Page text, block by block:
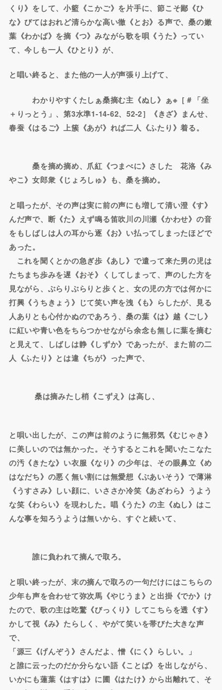
くり》をして、小籃《こかご》を片手に、節こそ鄙《ひ
な》びてはおれど清らかな高い徹《とお》る声で、桑の嫩
葉《わかば》を摘《つ》みながら歌を唄《うた》ってい
て、今しも一人《ひとり》が、
と唱い終ると、また他の一人が声張り上げて、
わかりやすくたしぁ桑摘む主《ぬし》ぁ※［＃「坐
＋りっとう」、第3水準1-14-62、52-2］《きざ》まんせ、
春蚕《はるご》上簇《あが》れば二人《ふたり》着る。
桑を摘め摘め、爪紅《つまべに》さした 花洛《み
やこ》女郎衆《じょろしゅ》も、桑を摘め。
と唱ったが、その声は実に前の声にも増して清い澄《す》
んだ声で、断《た》えず鳴る笛吹川の川瀬《かわせ》の音
をもしばしは人の耳から逐《お》い払ってしまったほどで
あった。
これを聞くとかの急ぎ歩《あし》で遣って来た男の児は
たちまち歩みを遅《おそ》くしてしまって、声のした方を
見ながら、ぶらりぶらりと歩くと、女の児の方では何かに
打興《うちきょう》じて笑い声を洩《も》らしたが、見る
人ありとも心付かぬのであろう、桑の葉《は》越《ごし》
に紅いや青い色をちらつかせながら余念も無しに葉を摘む
と見えて、しばしは静《しずか》であったが、また前の二
人《ふたり》とは違《ちが》った声で、
桑は摘みたし梢《こずえ》は高し、
と唄い出したが、この声は前のように無邪気《むじゃき》
に美しいのでは無かった。そうするとこれを聞いたこなた
の汚《きたな》い衣服《なり》の少年は、その眼鼻立《め
はなだち》の悪く無い割には無愛想《ぶあいそう》で薄淋
《うすさみ》しい顔に、いささか冷笑《あざわら》うよう
な笑《わらい》を現わした。唱《うた》の主《ぬし》はこ
んな事を知ろうようは無いから、すぐと続いて、
誰に負われて摘んで取ろ。
と唄い終ったが、末の摘んで取ろの一句だけにはこちらの
少年も声を合わせて弥次馬《やじうま》と出掛《でか》け
たので、歌の主は吃驚《びっくり》してこちらを透《す》
かして視《み》たらしく、やがて笑いを帯びた大きな声
で、
「源三《げんぞう》さんだよ、憎《にく》らしい。」
と誰に云ったのだか分らない語《ことば》を出しながら、
いかにも蓮葉《はすは》に圃《はたけ》から出離れて、そ